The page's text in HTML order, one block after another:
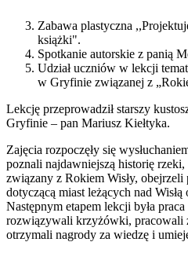
Zabawa plastyczna
książki".
Spotkanie autorskie z panią
Udział uczniów w lekcji
w Gryfinie związanej z
Lekcję przeprowadził starszy
Gryfinie – pan Mariusz Kiełtyka.
Zajęcia rozpoczęły się
poznali najdawniejszą historię
związany z Rokiem Wisły, obejrzeli
dotyczącą miast leżących nad
Następnym etapem lekcji była
rozwiązywali krzyżówki, pracowali
otrzymali nagrody za wiedzę i